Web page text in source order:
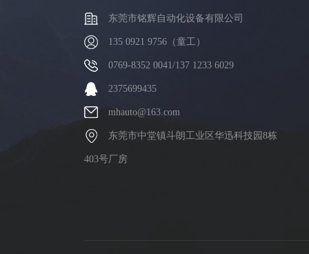
东莞市铭辉自动化设备有限公司
135 0921 9756（童工）
0769-8352 0041/137 1233 6029
2375699435
mhauto@163.com
东莞市中堂镇斗朗工业区华迅科技园8栋
403号厂房